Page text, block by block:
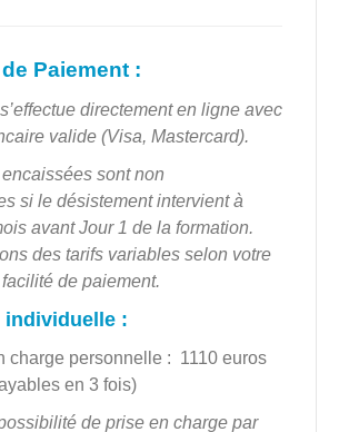
Paiement :
directement en ligne avec
valide (Visa, Mastercard).
sont non
si le désistement intervient à
avant Jour 1 de la formation.
des tarifs variables selon votre
de paiement.
:
charge personnelle : 1110 euros
en 3 fois)
de prise en charge par